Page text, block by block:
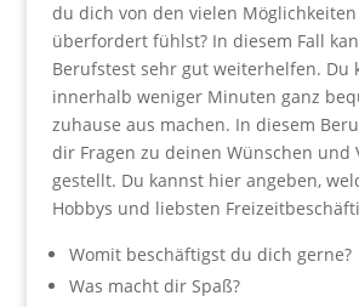
du dich von den vielen Möglichkeiten
überfordert fühlst? In diesem Fall
Berufstest sehr gut weiterhelfen. Du
innerhalb weniger Minuten ganz
zuhause aus machen. In diesem
dir Fragen zu deinen Wünschen und
gestellt. Du kannst hier angeben,
Hobbys und liebsten
Womit beschäftigst du dich gerne?
Was macht dir Spaß?